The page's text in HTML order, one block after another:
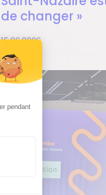
de changer »
15.06.2026